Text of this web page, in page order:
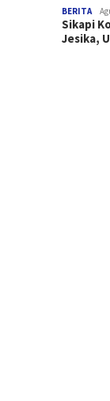
BERITA
Sikapi
Jesika,